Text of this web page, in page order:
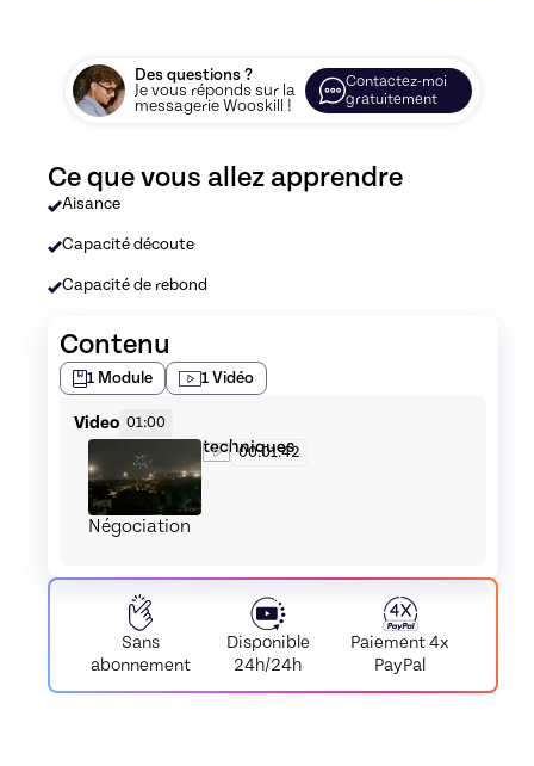
Des questions ?
Je vous réponds sur la
messagerie Wooskill !
Contactez-moi
gratuitement
Ce que vous allez apprendre
Aisance
Capacité découte
Capacité de rebond
Contenu
1 Module 1Vidéo
Video 01:00
Les premières techniques
00:01:42
Négociation
Sans
abonnement
Disponible
24h/24h
Paiement4x
PayPal